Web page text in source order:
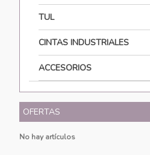
TUL
CINTAS INDUSTRIALES
ACCESORIOS
OFERTAS
No hay artículos